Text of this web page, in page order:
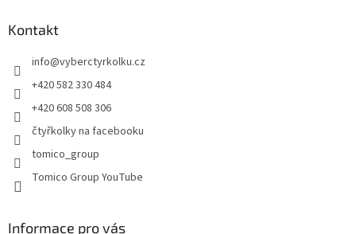
Kontakt
info@vyberctyrkolku.cz
+420 582 330 484
+420 608 508 306
čtyřkolky na facebooku
tomico_group
Tomico Group YouTube
Informace pro vás